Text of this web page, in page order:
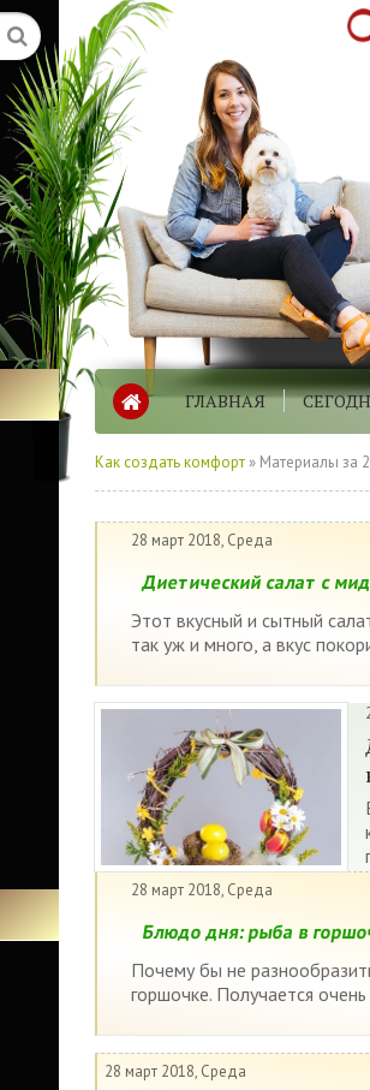
ГЛАВНАЯ
Как создать комфорт » Материалы за
28 март 2018, Среда
Диетический салат с
Этот вкусный и сытный
так уж и много, а вкус
28 март 2018, Среда
Блюдо дня: рыба в
Почему бы не
горшочке. Получается
28 март 2018, Среда